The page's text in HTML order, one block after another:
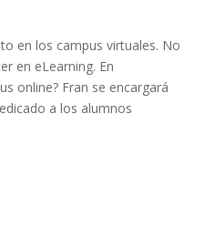
en los campus virtuales. No
en eLearning. En
online? Fran se encargará
a los alumnos